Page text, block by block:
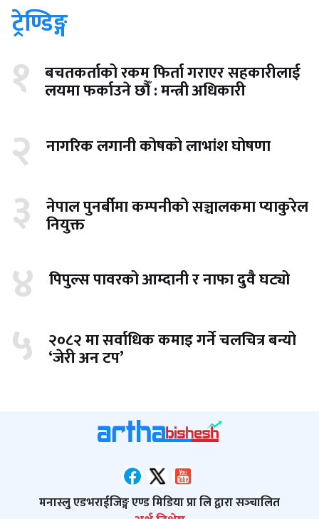
ट्रेण्डिङ्ग
१ बचतकर्ताको रकम फिर्ता गराएर सहकारीलाई
लयमा फर्काउने छौँ : मन्त्री अधिकारी
२ नागरिक लगानी कोषको लाभांश घोषणा
३ नेपाल पुनर्बीमा कम्पनीको सञ्चालकमा प्याकुरेल
नियुक्त
४ पिपुल्स पावरको आम्दानी र नाफा दुवै घट्यो
५ २०८२ मा सर्वाधिक कमाइ गर्ने चलचित्र बन्यो
‘जेरी अन टप’
मनास्लु एडभराईजिङ्ग एण्ड मिडिया प्रा लि द्वारा सञ्‍चालित